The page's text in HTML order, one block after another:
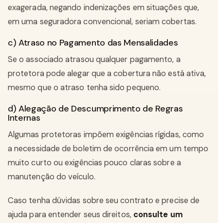
exagerada, negando indenizações em situações que,
em uma seguradora convencional, seriam cobertas.
c) Atraso no Pagamento das Mensalidades
Se o associado atrasou qualquer pagamento, a
protetora pode alegar que a cobertura não está ativa,
mesmo que o atraso tenha sido pequeno.
d) Alegação de Descumprimento de Regras
Internas
Algumas protetoras impõem exigências rígidas, como
a necessidade de boletim de ocorrência em um tempo
muito curto ou exigências pouco claras sobre a
manutenção do veículo.
Caso tenha dúvidas sobre seu contrato e precise de
ajuda para entender seus direitos, consulte um